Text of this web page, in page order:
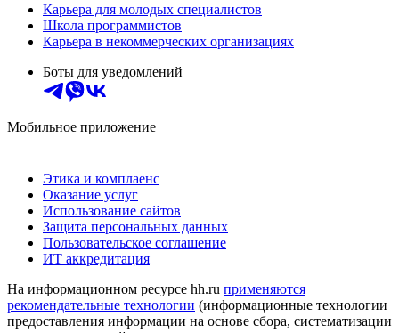
Карьера для молодых специалистов
Школа программистов
Карьера в некоммерческих организациях
Боты для уведомлений
Мобильное приложение
Этика и комплаенс
Оказание услуг
Использование сайтов
Защита персональных данных
Пользовательское соглашение
ИТ аккредитация
На информационном ресурсе hh.ru применяются
рекомендательные технологии (информационные технологии
предоставления информации на основе сбора, систематизации